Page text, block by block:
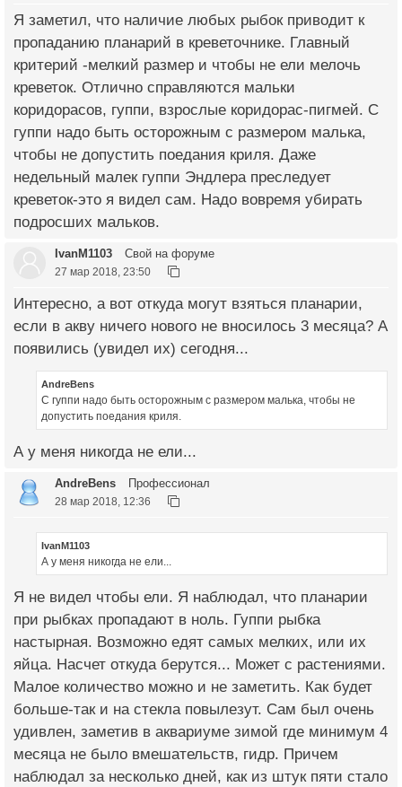
Я заметил, что наличие любых рыбок приводит к
пропаданию планарий в креветочнике. Главный
критерий -мелкий размер и чтобы не ели мелочь
креветок. Отлично справляются мальки
коридорасов, гуппи, взрослые коридорас-пигмей. С
гуппи надо быть осторожным с размером малька,
чтобы не допустить поедания криля. Даже
недельный малек гуппи Эндлера преследует
креветок-это я видел сам. Надо вовремя убирать
подросших мальков.
IvanM1103 Свой на форуме
27 мар 2018, 23:50
Интересно, а вот откуда могут взяться планарии,
если в акву ничего нового не вносилось 3 месяца? А
появились (увидел их) сегодня...
AndreBens
С гуппи надо быть осторожным с размером малька, чтобы не
допустить поедания криля.
А у меня никогда не ели...
AndreBens Профессионал
28 мар 2018, 12:36
IvanM1103
А у меня никогда не ели...
Я не видел чтобы ели. Я наблюдал, что планарии
при рыбках пропадают в ноль. Гуппи рыбка
настырная. Возможно едят самых мелких, или их
яйца. Насчет откуда берутся... Может с растениями.
Малое количество можно и не заметить. Как будет
больше-так и на стекла повылезут. Сам был очень
удивлен, заметив в аквариуме зимой где минимум 4
месяца не было вмешательств, гидр. Причем
наблюдал за несколько дней, как из штук пяти стало